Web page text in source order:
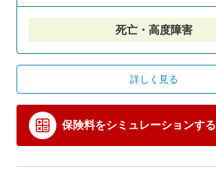
死亡・高度障害
詳しく見る
保険料をシミュレーションする